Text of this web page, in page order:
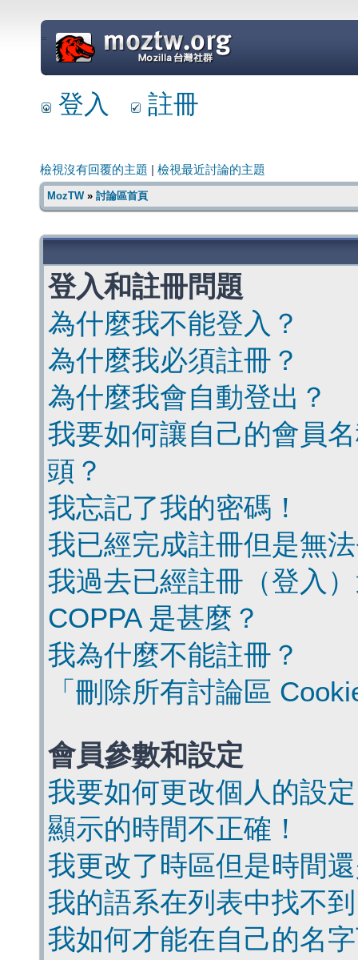
=
登入 註冊
檢視沒有回覆的主題 檢視最近討論的主題
MozTW» 討論區首頁
登入和註冊問題
為什麼我不能登入？
為什麼我必須註冊？
為什麼我會自動登出？
我要如何讓自己的會員
頭？
我忘記了我的密碼！
我已經完成註冊但是無
我過去已經註冊（登入
COPPA 是甚麼？
我為什麼不能註冊？
「刪除所有討論區
會員參數和設定
我要如何更改個人的設
顯示的時間不正確！
我更改了時區但是時間
我的語系在列表中找不
我如何才能在自己的名